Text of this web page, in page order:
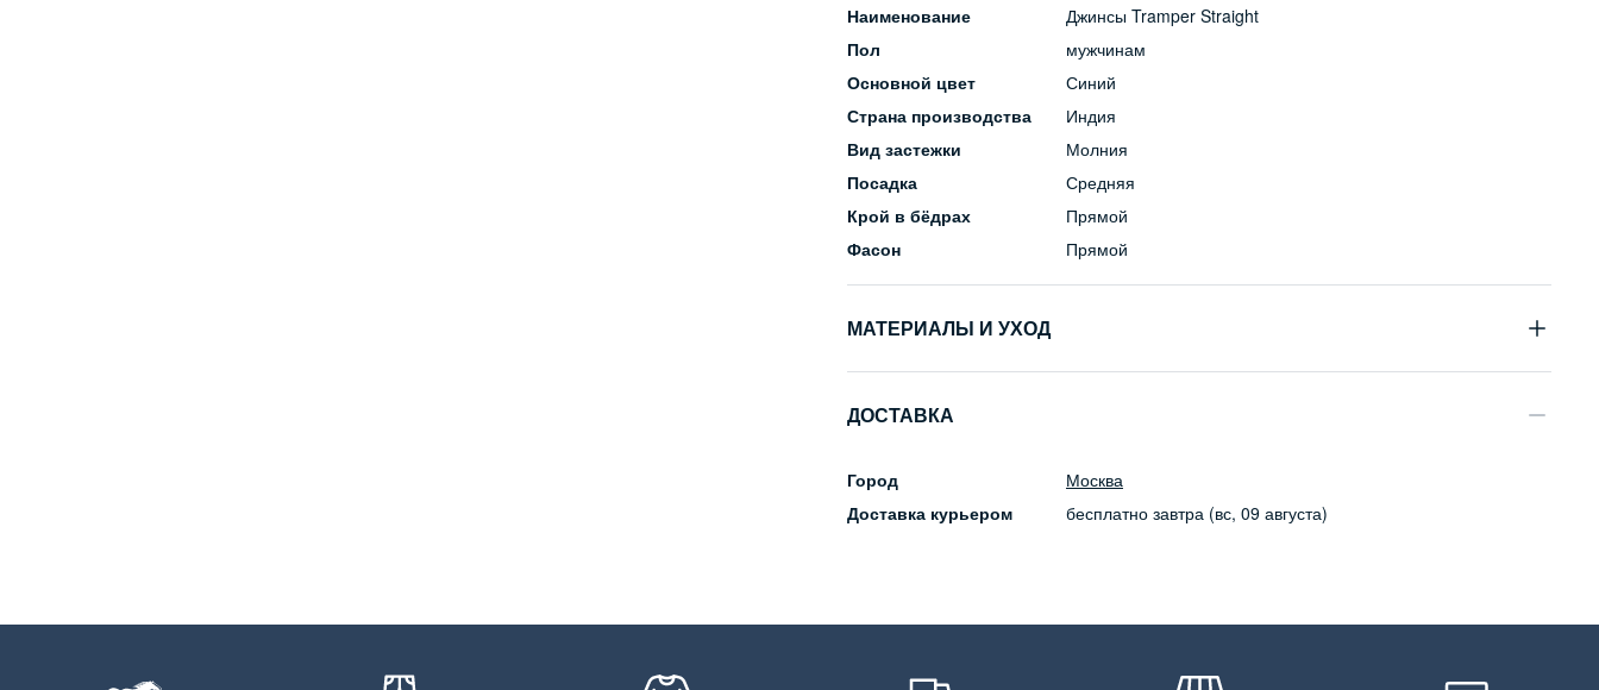
Наименование
Джинсы Tramper Straight
Пол
мужчинам
Основной цвет
Синий
Страна производства
Индия
Вид застежки
Молния
Посадка
Средняя
Крой в бёдрах
Прямой
Фасон
Прямой
МАТЕРИАЛЫ И УХОД
Уход за изделием
запрещена
ДОСТАВКА
Город
Москва
Доставка курьером
бесплатно завтра (вс, 09 августа)